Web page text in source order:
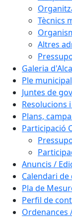
Tècnics
Altres
Galeria
Ple municipal
Juntes de
Resolucions
Plans,
Participació
Anuncis /
Calendari
Pla de
Perfil de
Ordenances